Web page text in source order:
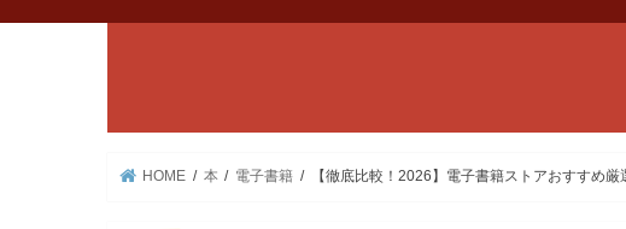
HOME 本 電子書籍 【徹底比較！2026】電子書籍ストアおすすめ